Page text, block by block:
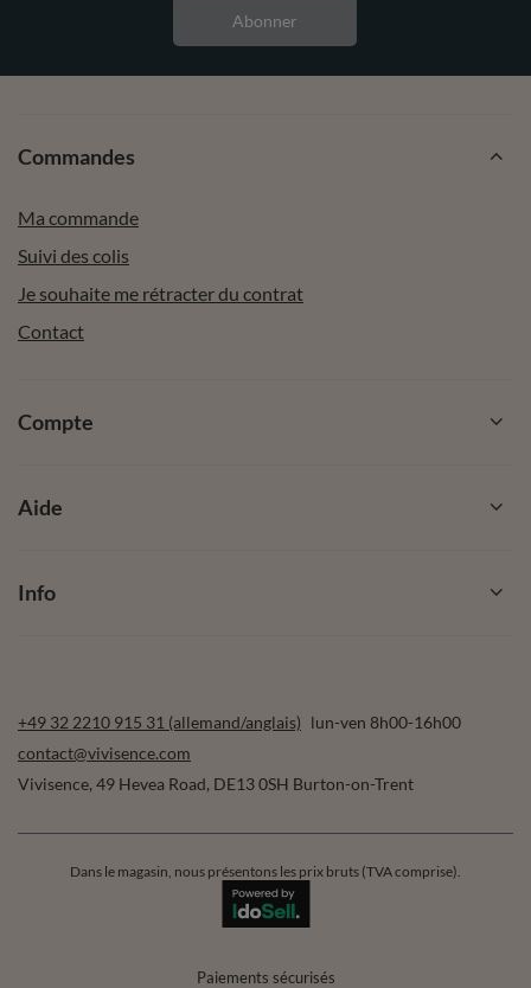
Abonner
Commandes
Ma commande
Suivi des colis
Je souhaite me rétracter du contrat
Contact
Compte
Aide
Info
+49 32 2210 915 31 (allemand/anglais) lun-ven 8h00-16h00
contact@vivisence.com
Vivisence, 49 Hevea Road, DE13 0SH Burton-on-Trent
Dans le magasin, nous présentons les prix bruts (TVA comprise).
Paiements sécurisés